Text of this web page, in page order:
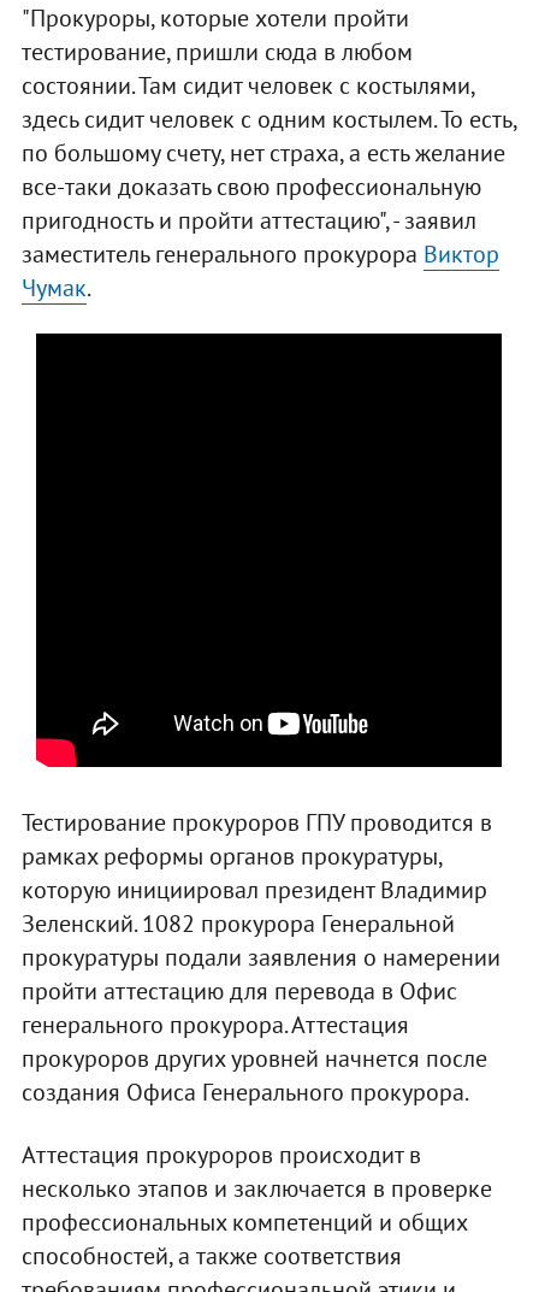
"Прокуроры, которые хотели пройти
тестирование, пришли сюда в любом
состоянии. Там сидит человек с костылями,
здесь сидит человек с одним костылем. То есть,
по большому счету, нет страха, а есть желание
все-таки доказать свою профессиональную
пригодность и пройти аттестацию", - заявил
заместитель генерального прокурора Виктор
Чумак.
Тестирование прокуроров ГПУ проводится в
рамках реформы органов прокуратуры,
которую инициировал президент Владимир
Зеленский. 1082 прокурора Генеральной
прокуратуры подали заявления о намерении
пройти аттестацию для перевода в Офис
генерального прокурора. Аттестация
прокуроров других уровней начнется после
создания Офиса Генерального прокурора.
Аттестация прокуроров происходит в
несколько этапов и заключается в проверке
профессиональных компетенций и общих
способностей, а также соответствия